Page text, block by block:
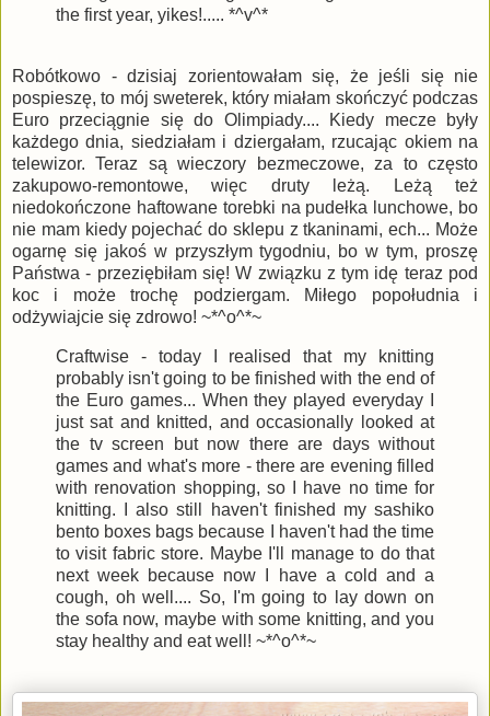
the first year, yikes!..... *^v^*
Robótkowo - dzisiaj zorientowałam się, że jeśli się nie
pospieszę, to mój sweterek, który miałam skończyć podczas
Euro przeciągnie się do Olimpiady.... Kiedy mecze były
każdego dnia, siedziałam i dziergałam, rzucając okiem na
telewizor. Teraz są wieczory bezmeczowe, za to często
zakupowo-remontowe, więc druty leżą. Leżą też
niedokończone haftowane torebki na pudełka lunchowe, bo
nie mam kiedy pojechać do sklepu z tkaninami, ech... Może
ogarnę się jakoś w przyszłym tygodniu, bo w tym, proszę
Państwa - przeziębiłam się! W związku z tym idę teraz pod
koc i może trochę podziergam. Miłego popołudnia i
odżywiajcie się zdrowo! ~*^o^*~
Craftwise - today I realised that my knitting
probably isn't going to be finished with the end of
the Euro games... When they played everyday I
just sat and knitted, and occasionally looked at
the tv screen but now there are days without
games and what's more - there are evening filled
with renovation shopping, so I have no time for
knitting. I also still haven't finished my sashiko
bento boxes bags because I haven't had the time
to visit fabric store. Maybe I'll manage to do that
next week because now I have a cold and a
cough, oh well.... So, I'm going to lay down on
the sofa now, maybe with some knitting, and you
stay healthy and eat well! ~*^o^*~